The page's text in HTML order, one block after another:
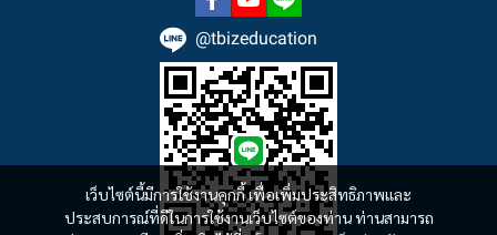
เว็บไซต์นี้มีการใช้งานคุกกี้ เพื่อเพิ่มประสิทธิภาพและ
ประสบการณ์ที่ดีในการใช้งานเว็บไซต์ของท่าน ท่านสามารถ
@tbizeducation